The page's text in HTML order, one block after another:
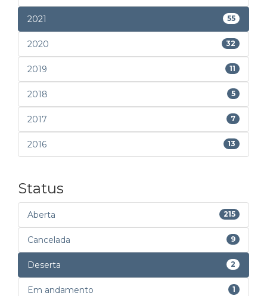
2021 55
2020 32
2019 11
2018 5
2017 7
2016 13
Status
Aberta 215
Cancelada 9
Deserta 2
Em andamento 1